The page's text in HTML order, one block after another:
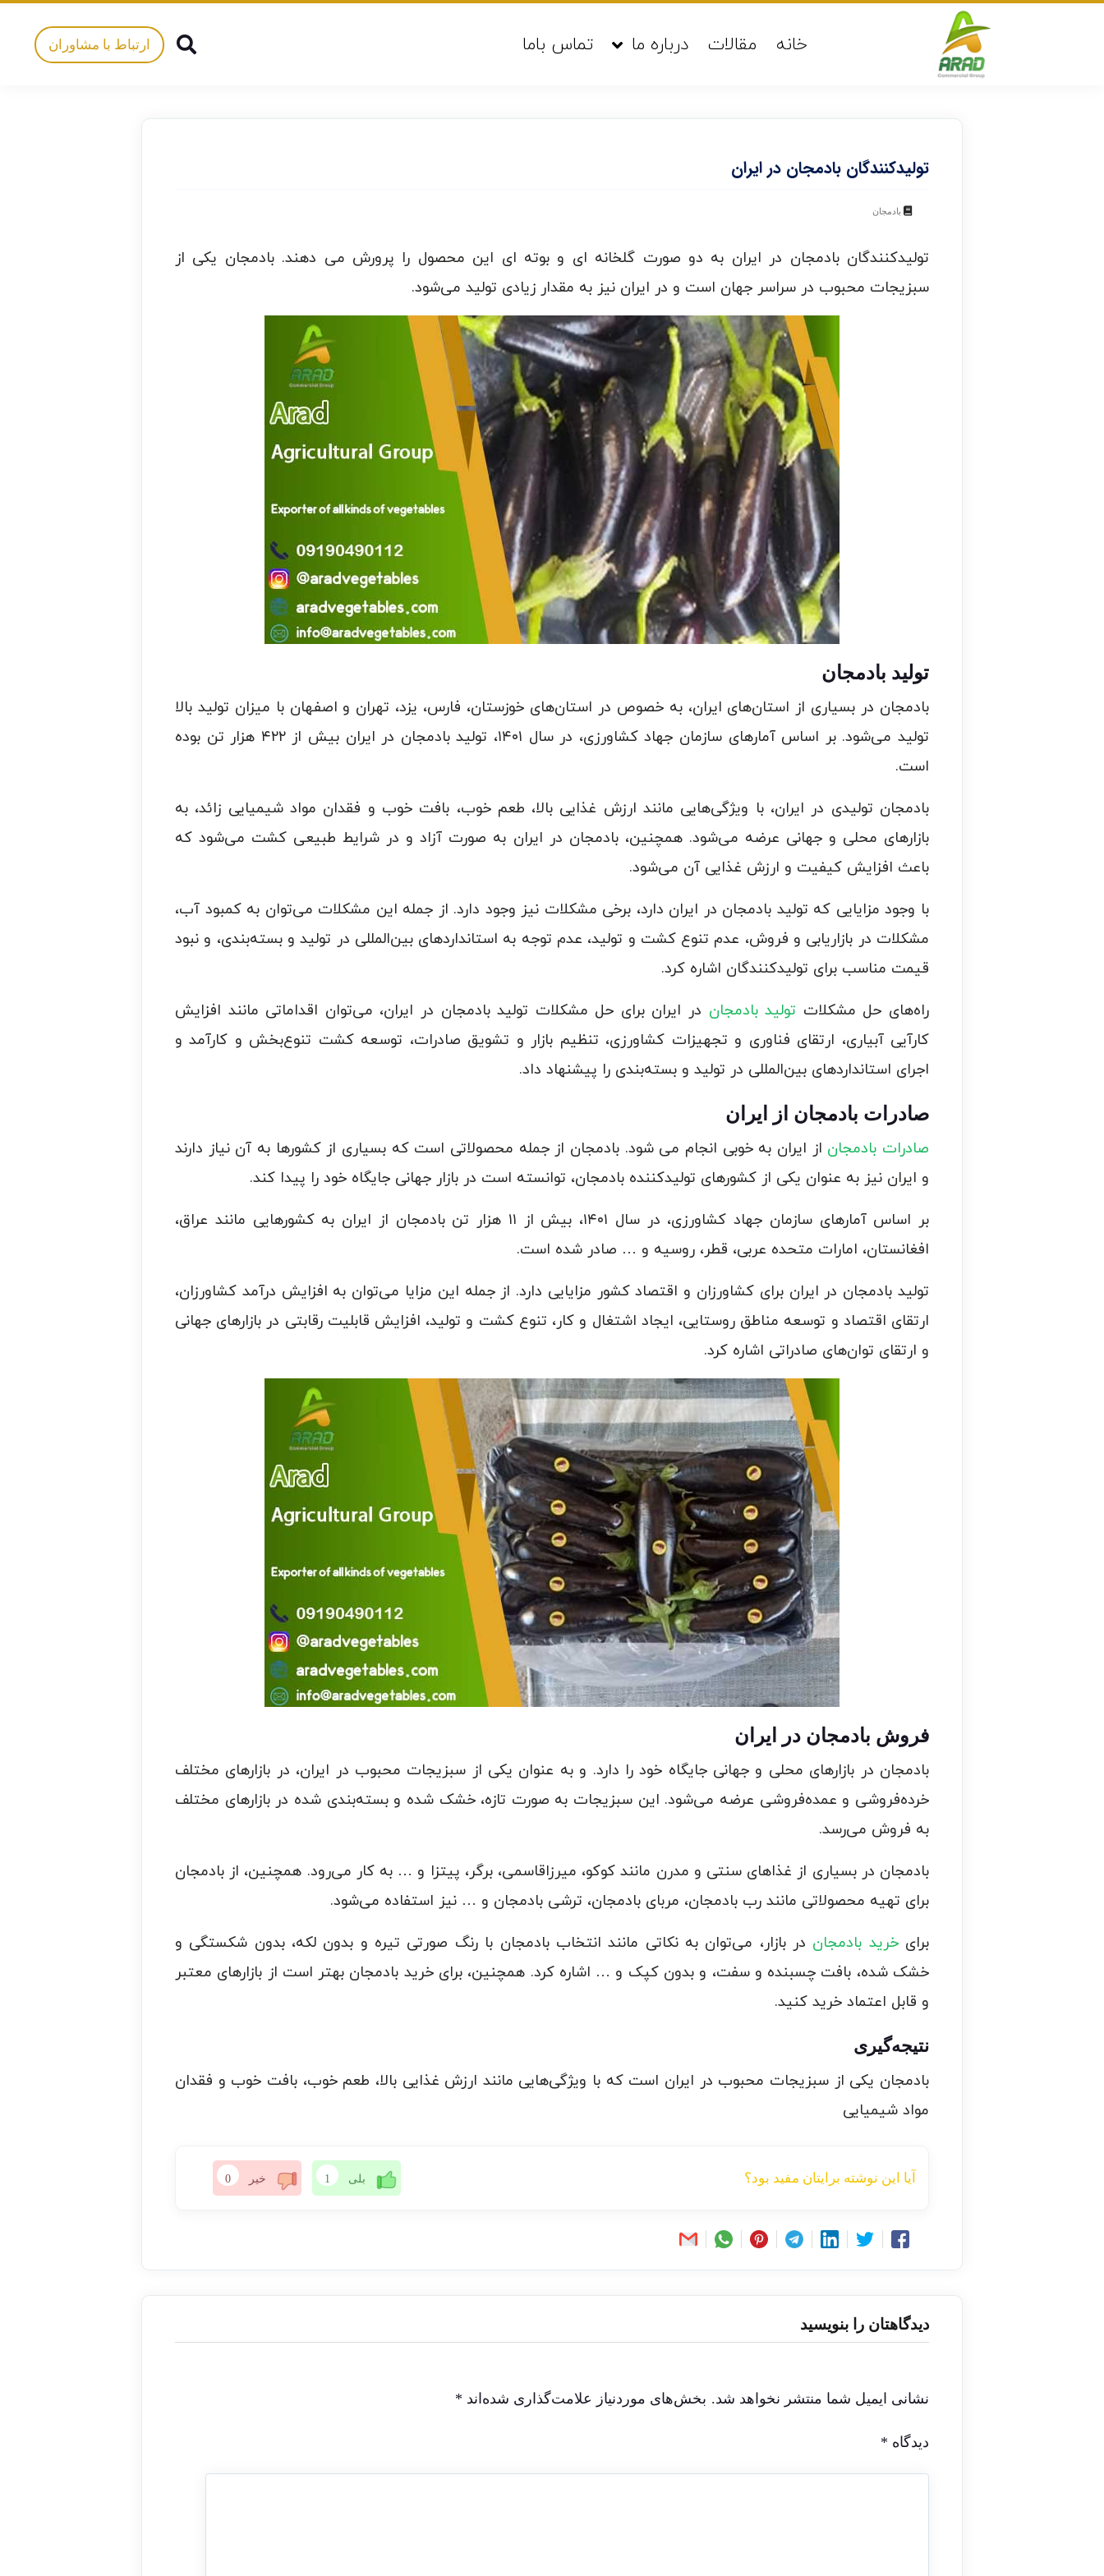
خانه مقالات درباره ما تماس باما ارتباط با مشاوران
تولیدکنندگان بادمجان در ایران
بادمجان
تولیدکنندگان بادمجان در ایران به دو صورت گلخانه ای و بوته ای این محصول را پرورش می دهند. بادمجان یکی از
سبزیجات محبوب در سراسر جهان است و در ایران نیز به مقدار زیادی تولید می‌شود.
تولید بادمجان
بادمجان در بسیاری از استان‌های ایران، به خصوص در استان‌های خوزستان، فارس، یزد، تهران و اصفهان با میزان تولید بالا
تولید می‌شود. بر اساس آمارهای سازمان جهاد کشاورزی، در سال ۱۴۰۱، تولید بادمجان در ایران بیش از ۴۲۲ هزار تن بوده
است.
بادمجان تولیدی در ایران، با ویژگی‌هایی مانند ارزش غذایی بالا، طعم خوب، بافت خوب و فقدان مواد شیمیایی زائد، به
بازارهای محلی و جهانی عرضه می‌شود. همچنین، بادمجان در ایران به صورت آزاد و در شرایط طبیعی کشت می‌شود که
باعث افزایش کیفیت و ارزش غذایی آن می‌شود.
با وجود مزایایی که تولید بادمجان در ایران دارد، برخی مشکلات نیز وجود دارد. از جمله این مشکلات می‌توان به کمبود آب،
مشکلات در بازاریابی و فروش، عدم تنوع کشت و تولید، عدم توجه به استانداردهای بین‌المللی در تولید و بسته‌بندی، و نبود
قیمت مناسب برای تولیدکنندگان اشاره کرد.
راه‌های حل مشکلات تولید بادمجان در ایران برای حل مشکلات تولید بادمجان در ایران، می‌توان اقداماتی مانند افزایش
کارآیی آبیاری، ارتقای فناوری و تجهیزات کشاورزی، تنظیم بازار و تشویق صادرات، توسعه کشت تنوع‌بخش و کارآمد و
اجرای استانداردهای بین‌المللی در تولید و بسته‌بندی را پیشنهاد داد.
صادرات بادمجان از ایران
صادرات بادمجان از ایران به خوبی انجام می شود. بادمجان از جمله محصولاتی است که بسیاری از کشورها به آن نیاز دارند
و ایران نیز به عنوان یکی از کشورهای تولیدکننده بادمجان، توانسته است در بازار جهانی جایگاه خود را پیدا کند.
بر اساس آمارهای سازمان جهاد کشاورزی، در سال ۱۴۰۱، بیش از ۱۱ هزار تن بادمجان از ایران به کشورهایی مانند عراق،
افغانستان، امارات متحده عربی، قطر، روسیه و … صادر شده است.
تولید بادمجان در ایران برای کشاورزان و اقتصاد کشور مزایایی دارد. از جمله این مزایا می‌توان به افزایش درآمد کشاورزان،
ارتقای اقتصاد و توسعه مناطق روستایی، ایجاد اشتغال و کار، تنوع کشت و تولید، افزایش قابلیت رقابتی در بازارهای جهانی
و ارتقای توان‌های صادراتی اشاره کرد.
فروش بادمجان در ایران
بادمجان در بازارهای محلی و جهانی جایگاه خود را دارد. و به‌ عنوان یکی از سبزیجات محبوب در ایران، در بازارهای مختلف
خرده‌فروشی و عمده‌فروشی عرضه می‌شود. این سبزیجات به صورت تازه، خشک شده و بسته‌بندی شده در بازارهای مختلف
به فروش می‌رسد.
بادمجان در بسیاری از غذاهای سنتی و مدرن مانند کوکو، میرزاقاسمی، برگر، پیتزا و … به کار می‌رود. همچنین، از بادمجان
برای تهیه محصولاتی مانند رب بادمجان، مربای بادمجان، ترشی بادمجان و … نیز استفاده می‌شود.
برایخرید بادمجان در بازار، می‌توان به نکاتی مانند انتخاب بادمجان با رنگ صورتی تیره و بدون لکه، بدون شکستگی و
خشک شده، بافت چسبنده و سفت، و بدون کپک و … اشاره کرد. همچنین، برای خرید بادمجان بهتر است از بازارهای معتبر
و قابل اعتماد خرید کنید.
نتیجه‌گیری
بادمجان یکی از سبزیجات محبوب در ایران است که با ویژگی‌هایی مانند ارزش غذایی بالا، طعم خوب، بافت خوب و فقدان
مواد شیمیایی
آیا این نوشته برایتان مفید بود؟ بلی 1 خیر 0
دیدگاهتان را بنویسید
نشانی ایمیل شما منتشر نخواهد شد. بخش‌های موردنیاز علامت‌گذاری شده‌اند *
دیدگاه *